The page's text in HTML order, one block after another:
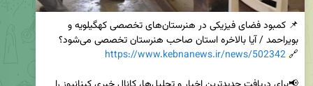
🔗
https://www.kebnanews.ir/news/502342